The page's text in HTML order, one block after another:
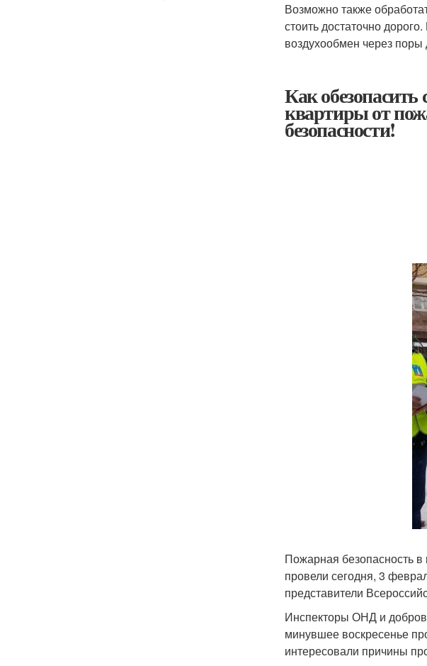
Возможно также
стоить достаточно
воздухообмен через поры
Как обезопасить
квартиры от
безопасности!
Пожарная безопасность
провели сегодня, 3
представители
Инспекторы ОНД и
минувшее воскресенье
интересовали причины